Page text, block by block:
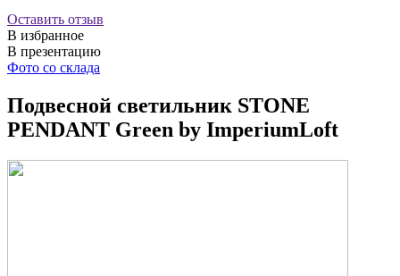
Оставить отзыв
В избранное
В презентацию
Фото со склада
Подвесной светильник STONE
PENDANT Green by ImperiumLoft